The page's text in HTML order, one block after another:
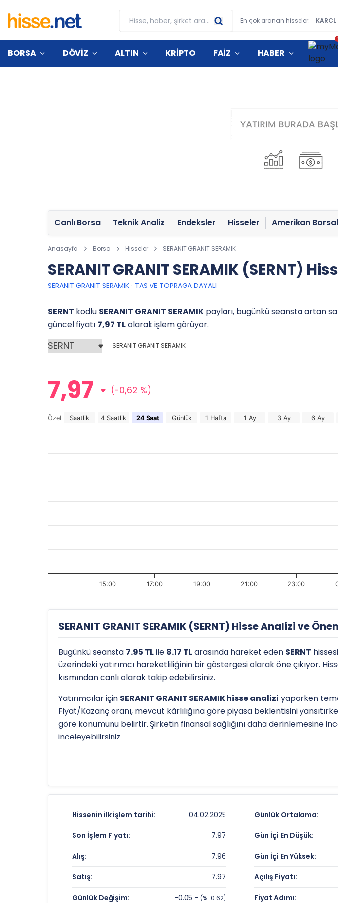
En çok aranan hisseler: KARCL
BORSA DÖVİZ ALTIN KRİPTO FAİZ HABER
Canlı Borsa Teknik Analiz Endeksler Hisseler Amerikan
Anasayfa Borsa Hisseler SERANIT GRANIT SERAMIK
SERANIT GRANIT SERAMIK (SERNT)
SERANIT GRANIT SERAMIK · TAS VE TOPRAGA DAYALI
SERNT kodlu SERANIT GRANIT SERAMIK payları, bugünkü seansta artan
güncel fiyatı 7,97 TLolarak işlem görüyor.
SERANIT GRANIT SERAMIK
7,97 (-0,62 %)
Özel Saatlik 4 Saatlik 24 Saat Günlük 1 Hafta 1 Ay 3 Ay 6 Ay
15:00 17:00 19:00 21:00 23:00
SERANIT GRANIT SERAMIK (SERNT) Hisse Analizi ve
Bugünkü seansta 7.95 TLile 8.17 TLarasında hareket eden SERNT
üzerindeki yatırımcı hareketliliğinin bir göstergesi olarak öne çıkıyor.
kısmından canlı olarak takip edebilirsiniz.
Yatırımcılar için SERANIT GRANIT SERAMIK hisse analizi yaparken
Fiyat/Kazanç oranı, mevcut kârlılığına göre piyasa beklentisini
göre konumunu belirtir. Şirketin finansal sağlığını daha derinlemesine
inceleyebilirsiniz.
detaylı indikatör analizlerineteknik analiz sayfamızdanulaşabilirsiniz.
SERANIT GRANIT SERAMIK Fiyat ve Getiri Karnesi
Anlık Fiyat:
Günlük Değişim:
Yıllık Getiri:
SERANIT GRANIT SERAMIK Değerleme Çarpanları
Hissenin ilk işlem tarihi: 04.02.2025
Son İşlem Fiyatı: 7.97
Alış: 7.96
Satış: 7.97
Günlük Değişim: -0.05 -(%-0.62)
Günlük Ortalama:
Gün İçi En Düşük:
Gün İçi En Yüksek:
Açılış Fiyatı:
Fiyat Adımı: